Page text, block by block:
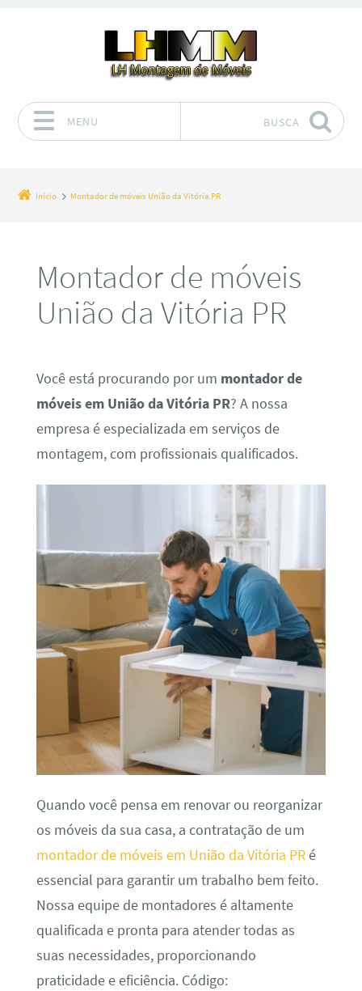
MENU BUSCA
Início Montador de móveis União da Vitória PR
Montador de móveis
União da Vitória PR
Você está procurando por um montador de
móveis em União da Vitória PR? A nossa
empresa é especializada em serviços de
montagem, com profissionais qualificados.
Quando você pensa em renovar ou reorganizar
os móveis da sua casa, a contratação de um
montador de móveis em União da Vitória PRé
essencial para garantir um trabalho bem feito.
Nossa equipe de montadores é altamente
qualificada e pronta para atender todas as
suas necessidades, proporcionando
praticidade e eficiência. Código: